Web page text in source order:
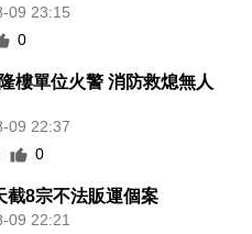
09 23:15
0
樓單位火警 消防救熄無人
09 22:37
0
截8宗不法販運個案
09 22:21